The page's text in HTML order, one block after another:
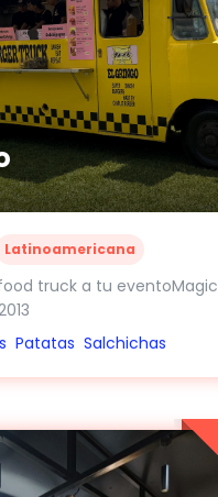
Latinoamericana
truck a tu eventoMagic
Patatas Salchichas